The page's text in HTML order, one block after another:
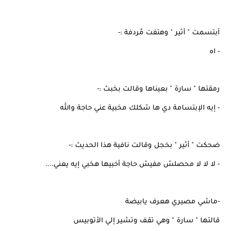
أبتسمت " أثير " وهتفت مُردفة :-
- اه
رمقتها " سارة " بعيناها وقالت بخبث :-
- إيه الإبتسامة دي ها شكلك مخبية عني حاجة والله
ضحكت " أثير " بخجل وقالت نافية هذا الحديث :-
- لا لا لا محصلش مفيش حاجة أخبيها هخبي إيه يعني....
-ماشي مصيري هعرف يابيضة
قالتها " سارة " وهي تقف وتشير إلي الأتوبيس